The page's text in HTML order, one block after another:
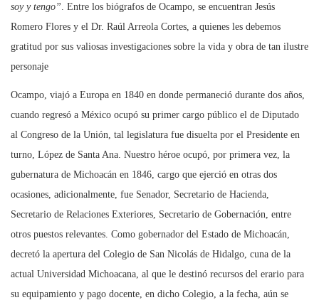
soy y tengo” . Entre los biógrafos de Ocampo, se encuentran Jesús
Romero Flores y el Dr. Raúl Arreola Cortes, a quienes les debemos
gratitud por sus valiosas investigaciones sobre la vida y obra de tan ilustre
personaje
Ocampo, viajó a Europa en 1840 en donde permaneció durante dos años,
cuando regresó a México ocupó su primer cargo público el de Diputado
al Congreso de la Unión, tal legislatura fue disuelta por el Presidente en
turno, López de Santa Ana. Nuestro héroe ocupó, por primera vez, la
gubernatura de Michoacán en 1846, cargo que ejerció en otras dos
ocasiones, adicionalmente, fue Senador, Secretario de Hacienda,
Secretario de Relaciones Exteriores, Secretario de Gobernación, entre
otros puestos relevantes. Como gobernador del Estado de Michoacán,
decretó la apertura del Colegio de San Nicolás de Hidalgo, cuna de la
actual Universidad Michoacana, al que le destinó recursos del erario para
su equipamiento y pago docente, en dicho Colegio, a la fecha, aún se